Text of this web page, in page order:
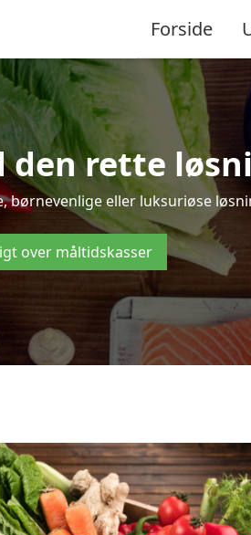
Forside
den rette
eller luksuriøse
over måltidskasser